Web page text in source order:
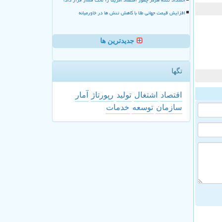
افزایش قیمت جهانی طلا با کاهش تنش ها در خاورمیانه
جدیدترین ها
تگها
اقتصاد اشتغال تولید رپورتاژ
آمار
سازمان توسعه خدمات